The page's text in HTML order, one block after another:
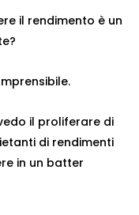
il rendimento è un
il proliferare di
di rendimenti
in un batter